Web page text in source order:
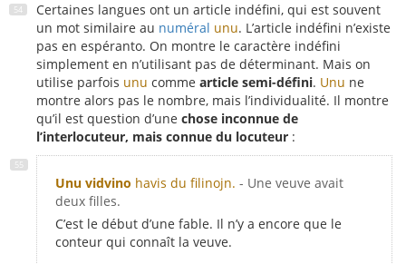
Certaines langues ont un article indéfini, qui est souvent
un mot similaire au numéral unu. L’article indéfini n’existe
pas en espéranto. On montre le caractère indéfini
simplement en n’utilisant pas de déterminant. Mais on
utilise parfois unu comme article semi-défini. Unu ne
montre alors pas le nombre, mais l’individualité. Il montre
qu’il est question d’une chose inconnue de
l’interlocuteur, mais connue du locuteur :
Unu vidvino havis du filinojn. - Une veuve avait
deux filles.
C’est le début d’une fable. Il n’y a encore que le
conteur qui connaît la veuve.